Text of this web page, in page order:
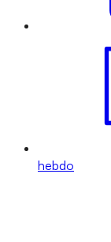
hebdo